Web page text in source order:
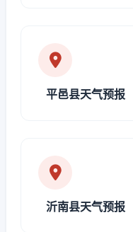
平邑县天气预报
沂南县天气预报